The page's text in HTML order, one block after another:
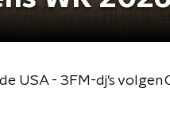
USA - 3FM-dj's volgen